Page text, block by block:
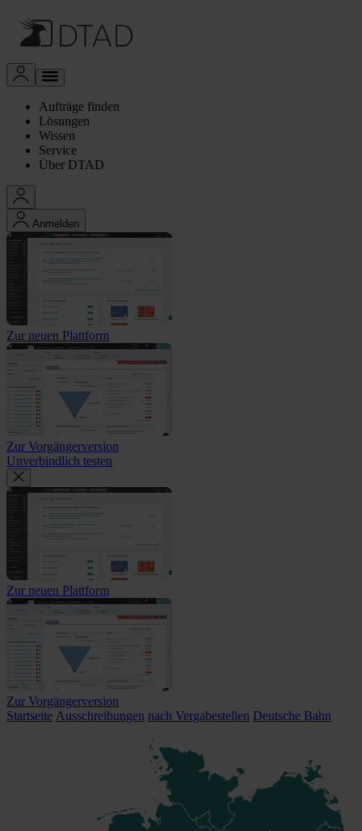
Aufträge finden
Lösungen
Wissen
Service
Über DTAD
Anmelden
Zur neuen Plattform
Zur Vorgängerversion
Unverbindlich testen
Zur neuen Plattform
Zur Vorgängerversion
Startseite Ausschreibungen nach Vergabestellen Deutsche Bahn